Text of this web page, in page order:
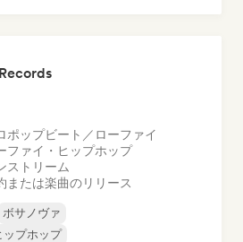
ポップビート／ローファイ
ファイ・ヒップホップ
ストリーム
または楽曲のリリース
ボサノヴァ
ップホップ